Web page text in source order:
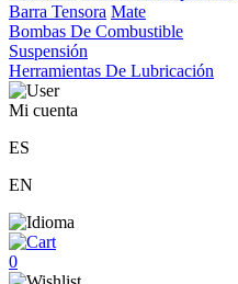
Barra Tensora Mate
Bombas De Combustible
Suspensión
Herramientas De Lubricación
Mi cuenta
ES
EN
0